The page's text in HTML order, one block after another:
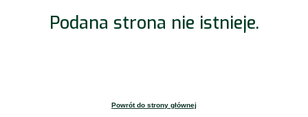
Podana strona nie istnieje.
Powrót do strony głównej